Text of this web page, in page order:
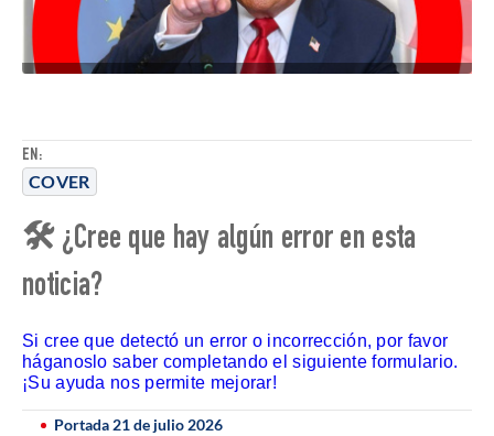
EN:
COVER
🛠 ¿Cree que hay algún error en esta
noticia?
Si cree que detectó un error o incorrección, por favor
háganoslo saber completando el siguiente formulario.
¡Su ayuda nos permite mejorar!
Portada 21 de julio 2026